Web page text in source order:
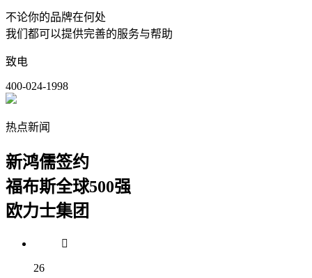
不论你的品牌在何处
我们都可以提供完善的服务与帮助
致电
400-024-1998
热点新闻
新鸿儒签约
福布斯全球500强
欧力士集团
26